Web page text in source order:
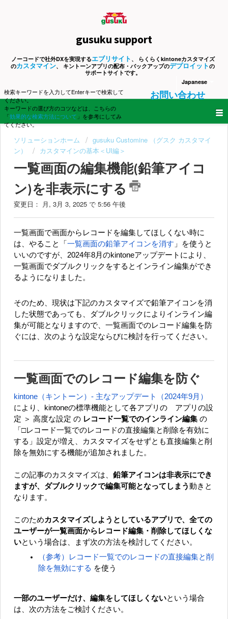
gusuku support
ノーコードで社外DXを実現するエブリサイト 、 らくらくkintoneカスタマイズ
のカスタマイン、 キントーンアプリの配布・バックアップのデプロイットの
サポートサイトです。
Japanese
検索キーワードを入力してEnterキーで検索して
ください。
キーワードの選び方のコツなどは、こちらの
「効果的な検索方法について 」を参考にしてみ
てください。
お問い合わせ
ソリューションホーム
gusuku Customine （グスク カスタマイ
ン）
カスタマインの基本＜UI編＞
一覧画面の編集機能(鉛筆アイコ
ン)を非表示にする
変更日： 月, 3月 3, 2025 で 5:56 午後
一覧画面で画面からレコードを編集してほしくない時に
は、やること「 一覧画面の鉛筆アイコンを消す 」を使うと
いいのですが、2024年8月のkintoneアップデートにより、
一覧画面でダブルクリックをするとインライン編集ができ
るようになりました。
そのため、現状は下記のカスタマイズで鉛筆アイコンを消
した状態であっても、ダブルクリックによりインライン編
集が可能となりますので、一覧画面でのレコード編集を防
ぐには、次のような設定ならびに検討を行ってください。
一覧画面でのレコード編集を防ぐ
kintone（キントーン）- 主なアップデート（2024年9月）
により、kintoneの標準機能として各アプリの アプリの設
定 ＞ 高度な設定 の レコード一覧でのインライン編集 の
「□レコード一覧でのレコードの直接編集と削除を有効に
する」設定が増え、カスタマイズをせずとも直接編集と削
除を無効にする機能が追加されました。
この記事のカスタマイズは、 鉛筆アイコンは非表示にでき
ますが、ダブルクリックで編集可能となってしまう動きと
なります。
このためカスタマイズしようとしているアプリで、全ての
ユーザーが一覧画面からレコード編集・削除してほしくな
いという場合は、まず次の方法を検討してください。
（参考）
レコード一覧でのレコードの直接編集と削
除を無効にする を使う
一部のユーザーだけ、編集をしてほしくないという場合
は、次の方法をご検討ください。